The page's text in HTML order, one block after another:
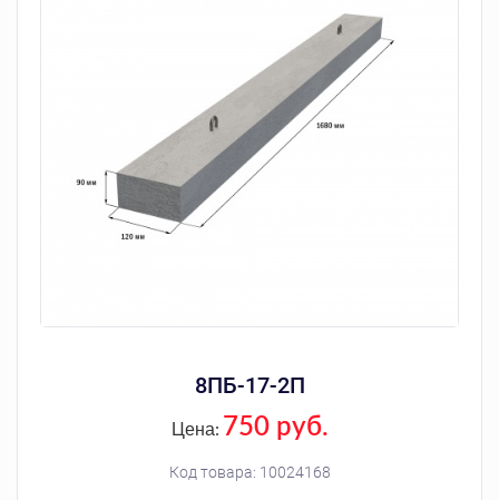
8ПБ-17-2П
Код товара: 10024168
Цена: 750 руб.